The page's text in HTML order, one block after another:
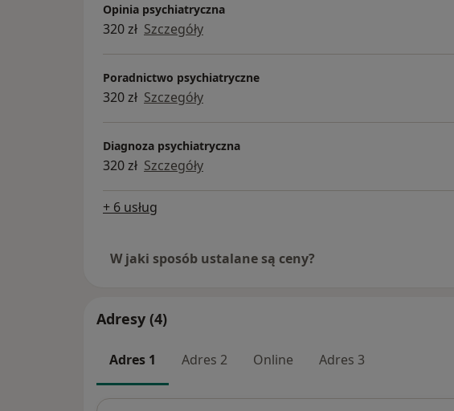
Opinia psychiatryczna
320 zł Szczegóły
Poradnictwo psychiatryczne
320 zł Szczegóły
Diagnoza psychiatryczna
320 zł Szczegóły
+ 6 usług
W jaki sposób ustalane są ceny?
Adresy (4)
Adres 1 Adres 2 Online Adres 3